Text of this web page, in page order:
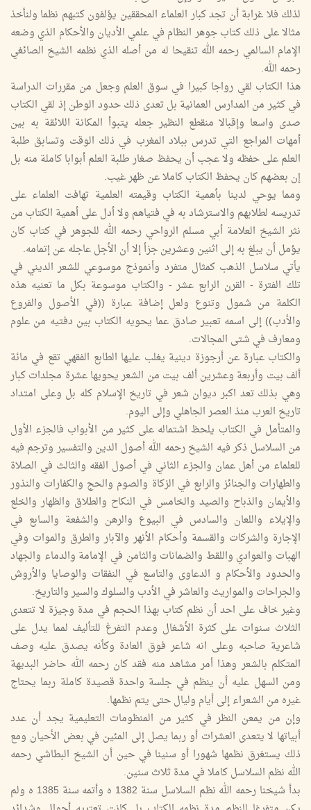
لذلك فلا غرابة أن تجد كبار العلماء المحققين يؤلفون كتبهم نظما ولنأخذ
مثالا على ذلك كتاب جوهر النظام في علمي الأديان والأحكام الذي وضعه
الإمام السالمي رحمه الله تنقيحا له من أصله الذي نظمه الشيخ الصائغي
رحمه الله.
هذا الكتاب لقي رواجا كبيرا في سوق العلم وجعل من مقررات الدراسة
في كثير من المدارس العمانية بل تعدى ذلك حدود الوطن إذ لقي الكتاب
صدى واسعا وإقبالا منقطع النظير جعله يتبوأ المكانة اللائقة به بين
أمهات المراجع التي تدرس ببلاد المغرب في ذلك الوقت وتسابق طلبة
العلم على حفظه ولا عجب أن يحفظ صغار طلبة العلم أبوابا كاملة منه بل
إن بعضهم كان يحفظ الكتاب كاملا عن ظهر غيب.
ومما يوحي لدينا بأهمية الكتاب وقيمته العلمية تهافت العلماء على
تدريسه لطلابهم والاسترشاد به في فتياهم ولا أدل على أهمية الكتاب من
نثر الشيخ العلامة أبي مسلم الرواحي رحمه الله للجوهر في كتاب كان
يؤمل أن يبلغ به إلى اثنين وعشرين جزأ إلا أن الأجل عاجله عن إتمامه.
يأتي سلاسل الذهب كمثال متفرد وأنموذج موسوعي للشعر الديني في
تلك الفترة - القرن الرابع عشر - والكتاب موسوعة بكل ما تعنيه هذه
الكلمة من شمول وتنوع ولعل إضافة عبارة ((في الأصول والفروع
والأدب)) إلى اسمه تعبير صادق عما يحويه الكتاب بين دفتيه من علوم
ومعارف في شتى المجالات.
والكتاب عبارة عن أرجوزة دينية يغلب عليها الطابع الفقهي تقع في مائة
ألف بيت وأربعة وعشرين ألف بيت من الشعر يحويها عشرة مجلدات كبار
وهي بذلك تعد اكبر ديوان شعر في تاريخ الإسلام كله بل وعلى امتداد
تاريخ العرب منذ العصر الجاهلي وإلى اليوم.
والمتأمل في الكتاب يلحظ اشتماله على كثير من الأبواب فالجزء الأول
من السلاسل ذكر فيه الشيخ رحمه الله أصول الدين والتفسير وترجم فيه
للعلماء من أهل عمان والجزء الثاني في أصول الفقه والثالث في الصلاة
والطهارات والجنائز والرابع في الزكاة والصوم والحج والكفارات والنذور
والأيمان والذباح والصيد والخامس في النكاح والطلاق والظهار والخلع
والإيلاء واللعان والسادس في البيوع والرهن والشفعة والسابع في
الإجارة والشركات والقسمة وأحكام الأنهر والآبار والطرق والموات وفي
الهبات والعوادي واللقط والضمانات والثامن في الإمامة والدماء والجهاد
والحدود والأحكام و الدعاوى والتاسع في النفقات والوصايا والأروش
والجراحات والمواريث والعاشر في الأدب والسلوك والسير والتاريخ.
وغير خاف على احد أن نظم كتاب بهذا الحجم في مدة وجيزة لا تتعدى
الثلاث سنوات على كثرة الأشغال وعدم التفرغ للتأليف لمما يدل على
شاعرية صاحبه وعلى انه شاعر فوق العادة وكأنه يصدق عليه وصف
المتكلم بالشعر وهذا أمر مشاهد منه فقد كان رحمه الله حاضر البديهة
ومن السهل عليه أن ينظم في جلسة واحدة قصيدة كاملة ربما يحتاج
غيره من الشعراء إلى أيام وليال حتى يتم نظمها.
وإن من يمعن النظر في كثير من المنظومات التعليمية يجد أن عدد
أبياتها لا يتعدى العشرات أو ربما يصل إلى المئين في بعض الأحيان ومع
ذلك يستغرق نظمها شهورا أو سنينا في حين أن الشيخ البطاشي رحمه
الله نظم السلاسل كاملا في مدة ثلاث سنين.
بدأ شيخنا رحمه الله نظم السلاسل سنة 1382 ه وأتمه سنة 1385 ه ولم